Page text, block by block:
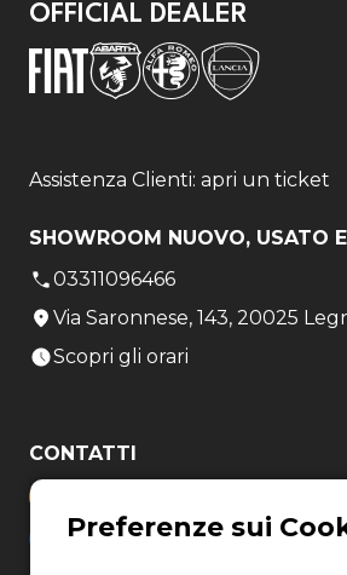
OFFICIAL DEALER
Assistenza Clienti: apri un ticket
SHOWROOM NUOVO, USATO
03311096466
Via Saronnese, 143, 20025
Scopri gli orari
CONTATTI
helpdesk@erreti-auto.com